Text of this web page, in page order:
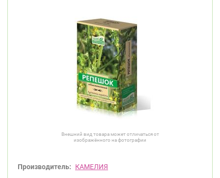
Внешний вид товара может отличаться от
изображённого на фотографии
Производитель: КАМЕЛИЯ